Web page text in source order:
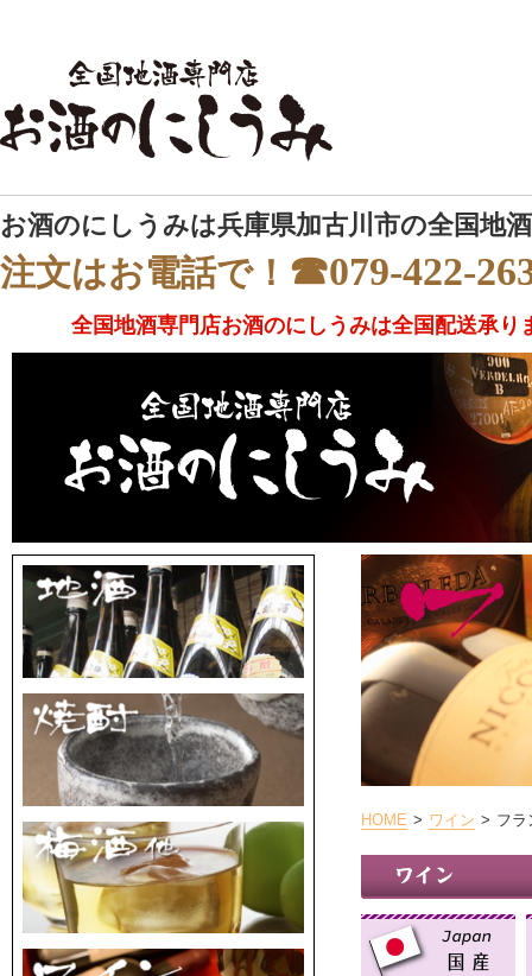
お酒のにしうみは兵庫県加古川市の全国地
注文はお電話で！ ☎079-422-
全国地酒専門店お酒のにしうみは全国配送承り
HOME ワイン フラ